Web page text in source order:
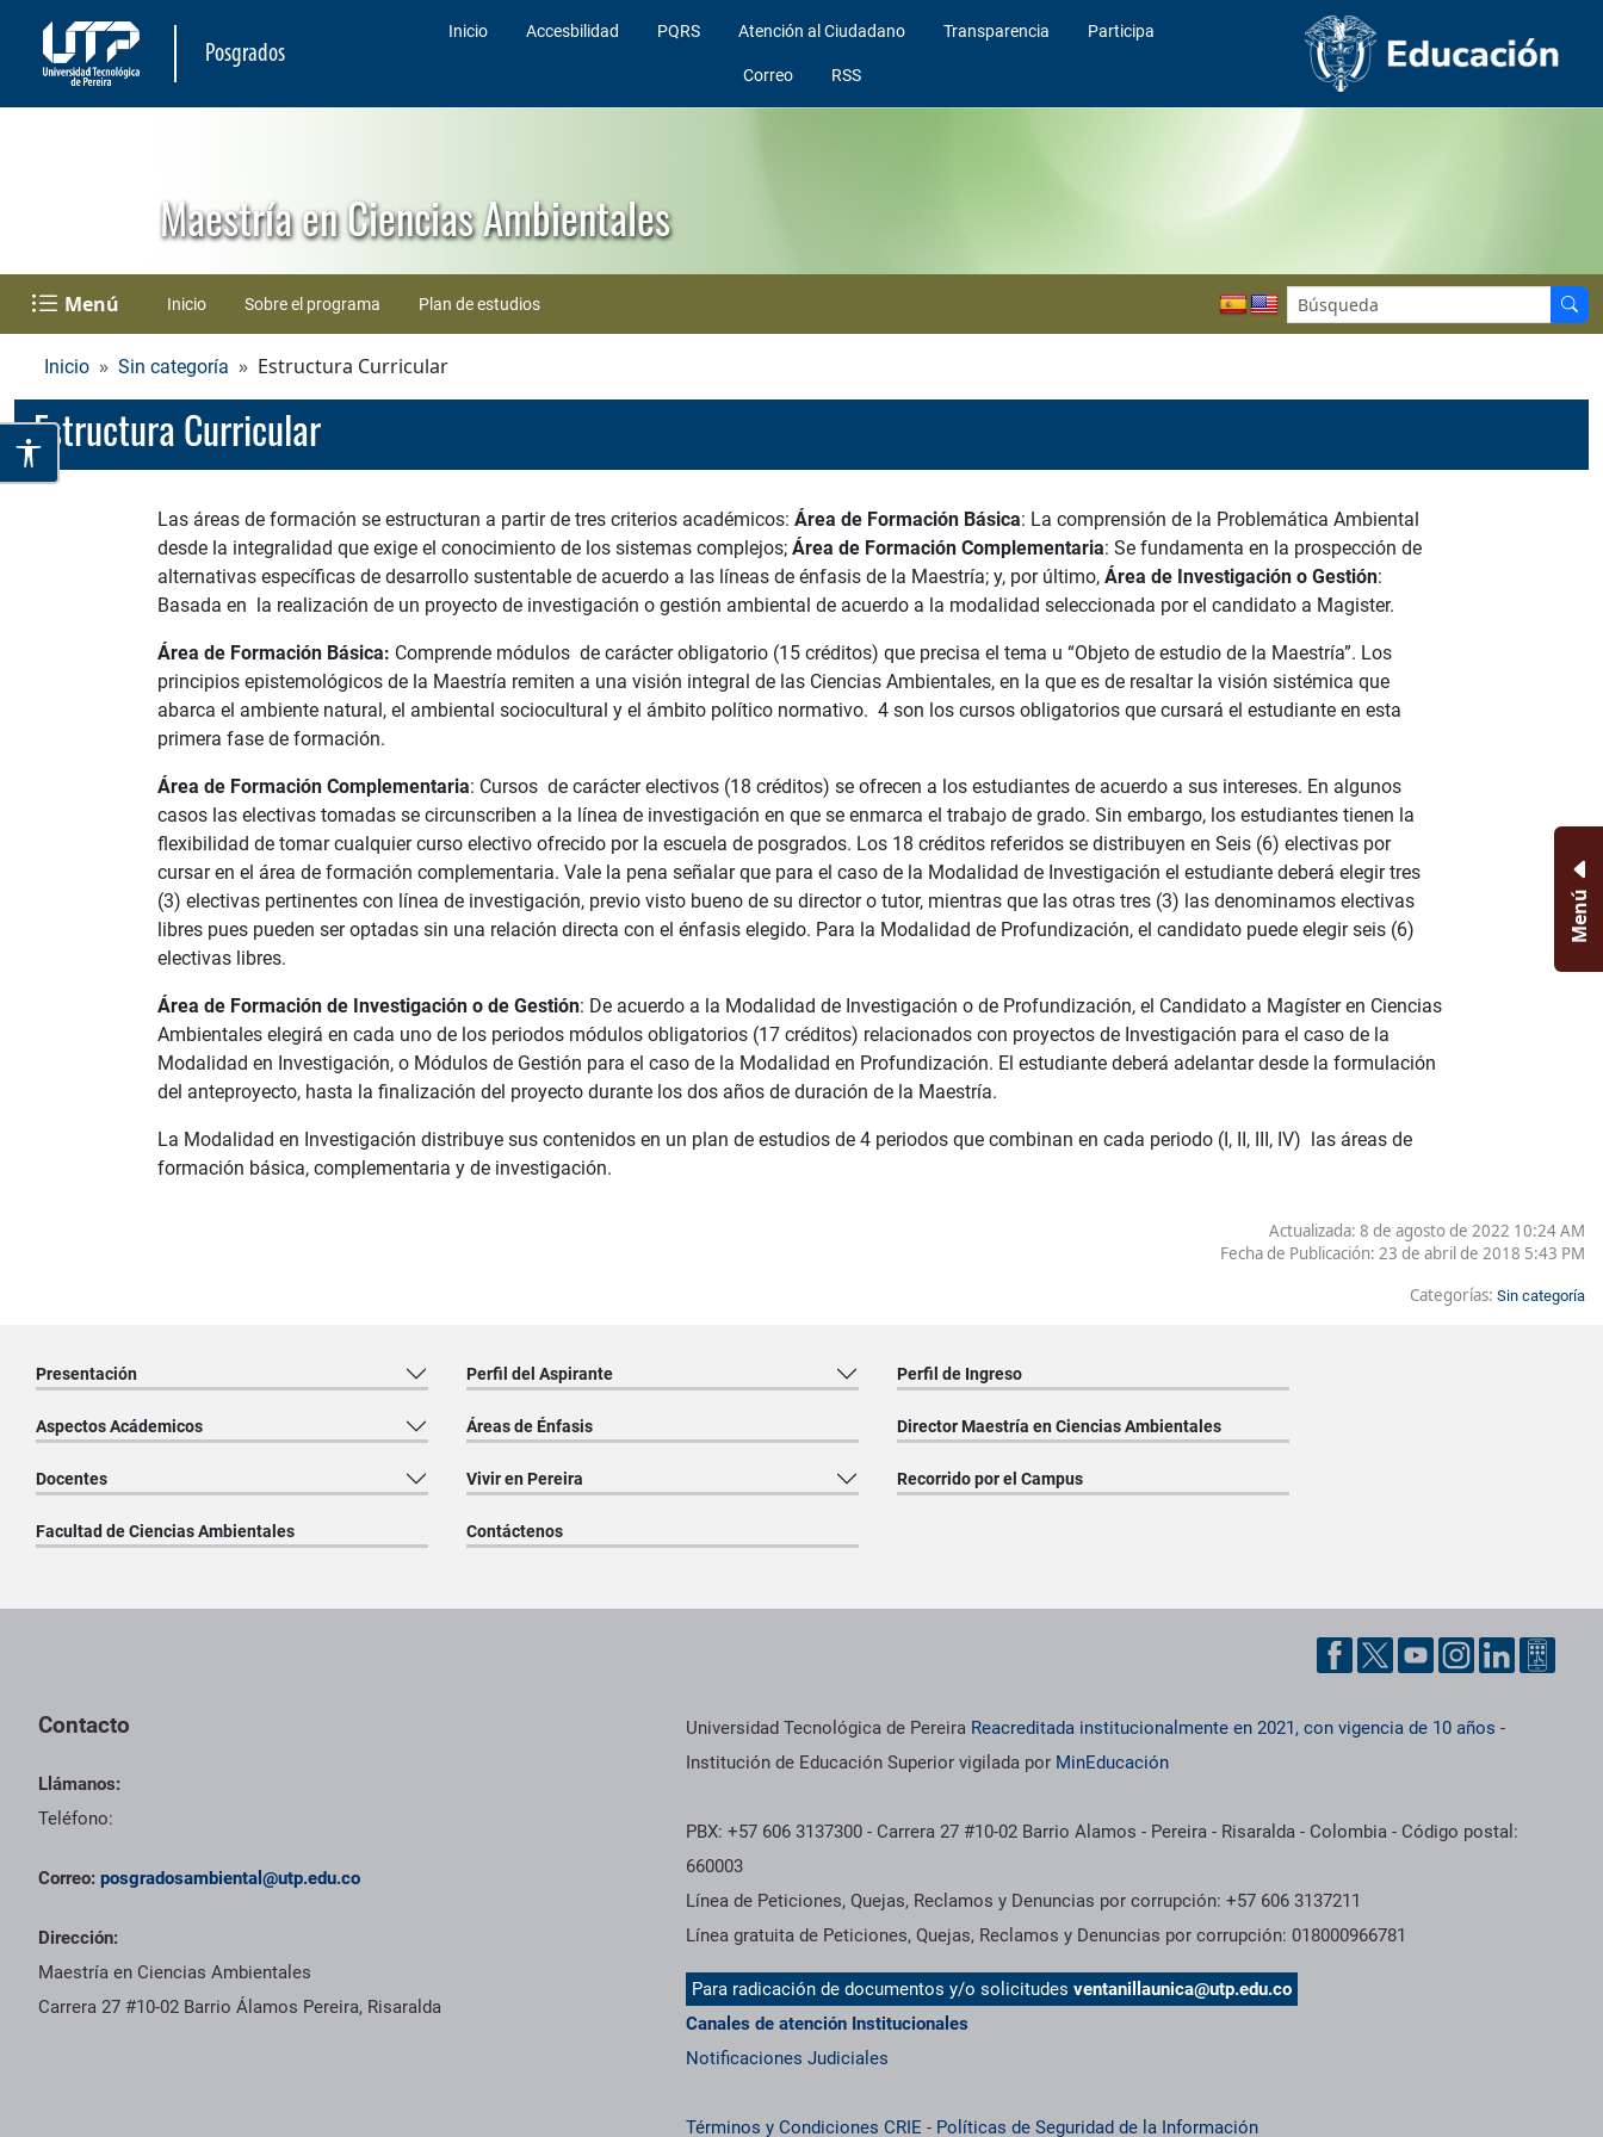
Posgrados
Inicio Accesbilidad PQRS Atención al Ciudadano Transparencia Participa
Correo RSS
Maestría en Ciencias Ambientales
Menú Inicio Sobre el programa Plan de estudios
Inicio Sin categoría Estructura Curricular
Estructura Curricular
Las áreas de formación se estructuran a partir de tres criterios académicos: Área de Formación Básica: La comprensión de la Problemática Ambiental
desde la integralidad que exige el conocimiento de los sistemas complejos; Área de Formación Complementaria: Se fundamenta en la prospección de
alternativas específicas de desarrollo sustentable de acuerdo a las líneas de énfasis de la Maestría; y, por último, Área de Investigación o Gestión:
Basada en la realización de un proyecto de investigación o gestión ambiental de acuerdo a la modalidad seleccionada por el candidato a Magister.
Área de Formación Básica: Comprende módulos de carácter obligatorio (15 créditos) que precisa el tema u “Objeto de estudio de la Maestría”. Los
principios epistemológicos de la Maestría remiten a una visión integral de las Ciencias Ambientales, en la que es de resaltar la visión sistémica que
abarca el ambiente natural, el ambiental sociocultural y el ámbito político normativo. 4 son los cursos obligatorios que cursará el estudiante en esta
primera fase de formación.
Área de Formación Complementaria: Cursos de carácter electivos (18 créditos) se ofrecen a los estudiantes de acuerdo a sus intereses. En algunos
casos las electivas tomadas se circunscriben a la línea de investigación en que se enmarca el trabajo de grado. Sin embargo, los estudiantes tienen la
flexibilidad de tomar cualquier curso electivo ofrecido por la escuela de posgrados. Los 18 créditos referidos se distribuyen en Seis (6) electivas por
cursar en el área de formación complementaria. Vale la pena señalar que para el caso de la Modalidad de Investigación el estudiante deberá elegir tres
(3) electivas pertinentes con línea de investigación, previo visto bueno de su director o tutor, mientras que las otras tres (3) las denominamos electivas
libres pues pueden ser optadas sin una relación directa con el énfasis elegido. Para la Modalidad de Profundización, el candidato puede elegir seis (6)
electivas libres.
Área de Formación de Investigación o de Gestión: De acuerdo a la Modalidad de Investigación o de Profundización, el Candidato a Magíster en Ciencias
Ambientales elegirá en cada uno de los periodos módulos obligatorios (17 créditos) relacionados con proyectos de Investigación para el caso de la
Modalidad en Investigación, o Módulos de Gestión para el caso de la Modalidad en Profundización. El estudiante deberá adelantar desde la formulación
del anteproyecto, hasta la finalización del proyecto durante los dos años de duración de la Maestría.
La Modalidad en Investigación distribuye sus contenidos en un plan de estudios de 4 periodos que combinan en cada periodo (I, II, III, IV) las áreas de
formación básica, complementaria y de investigación.
Actualizada: 8 de agosto de 2022 10:24 AM
Fecha de Publicación: 23 de abril de 2018 5:43 PM
Categorías: Sin categoría
Menú
Presentación Perfil del Aspirante Perfil de Ingreso
Aspectos Acádemicos Áreas de Énfasis Director Maestría en Ciencias Ambientales
Docentes Vivir en Pereira Recorrido por el Campus
Facultad de Ciencias Ambientales Contáctenos
Contacto
Llámanos:
Teléfono:
Correo: posgradosambiental@utp.edu.co
Dirección:
Maestría en Ciencias Ambientales
Carrera 27 #10-02 Barrio Álamos Pereira, Risaralda
Información institucional
Universidad Tecnológica de Pereira Reacreditada institucionalmente en 2021, con vigencia de 10 años -
Institución de Educación Superior vigilada por MinEducación
PBX: +57 606 3137300 - Carrera 27 #10-02 Barrio Alamos - Pereira - Risaralda - Colombia - Código postal:
660003
Línea de Peticiones, Quejas, Reclamos y Denuncias por corrupción: +57 606 3137211
Línea gratuita de Peticiones, Quejas, Reclamos y Denuncias por corrupción: 018000966781
Para radicación de documentos y/o solicitudesventanillaunica@utp.edu.co
Canales de atención Institucionales
Notificaciones Judiciales
Términos y Condiciones CRIE - Políticas de Seguridad de la Información